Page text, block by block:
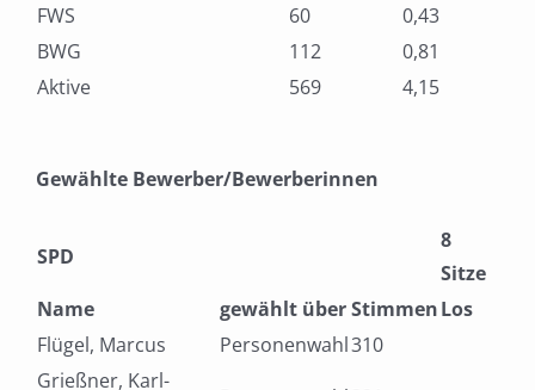
FWS
60
0,43
BWG
112
0,81
Aktive
569 4,15
Gewählte Bewerber/Bewerberinnen
SPD
8
Sitze
Name
gewählt überStimmenLos
Flügel, Marcus
Personenwahl310
Grießner, Karl-